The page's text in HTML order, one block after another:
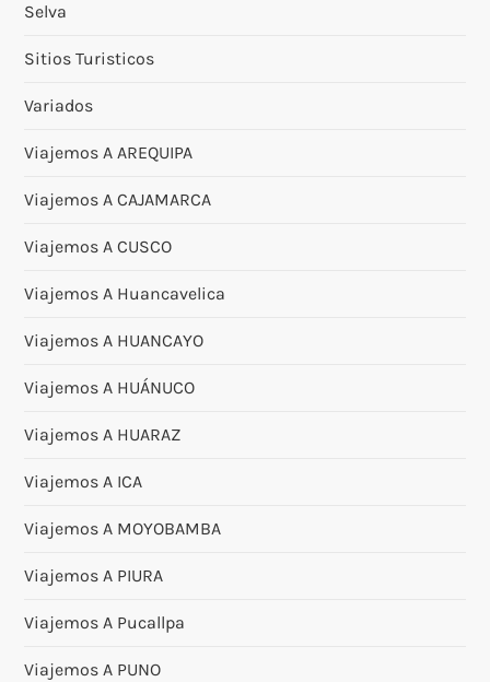
Selva
Sitios Turisticos
Variados
Viajemos A AREQUIPA
Viajemos A CAJAMARCA
Viajemos A CUSCO
Viajemos A Huancavelica
Viajemos A HUANCAYO
Viajemos A HUÁNUCO
Viajemos A HUARAZ
Viajemos A ICA
Viajemos A MOYOBAMBA
Viajemos A PIURA
Viajemos A Pucallpa
Viajemos A PUNO